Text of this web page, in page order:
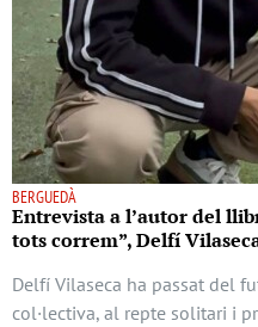
BERGUEDÀ
Entrevista a l’autor del
tots correm”, Delfí
Delfí Vilaseca ha passat del
col·lectiva, al repte solitari i